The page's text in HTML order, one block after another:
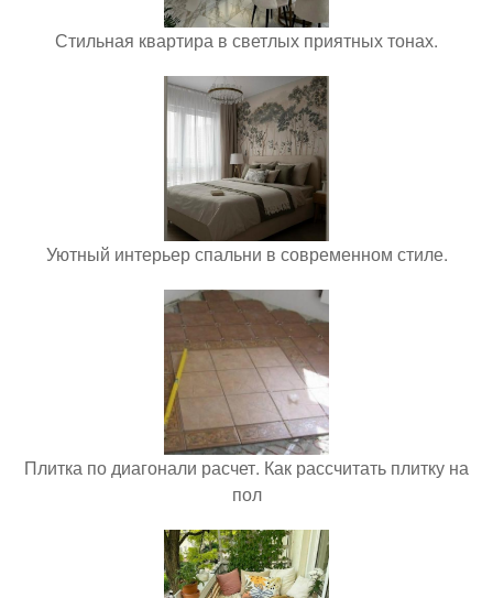
Стильная квартира в светлых приятных тонах.
Уютный интерьер спальни в современном стиле.
Плитка по диагонали расчет. Как рассчитать плитку на
пол